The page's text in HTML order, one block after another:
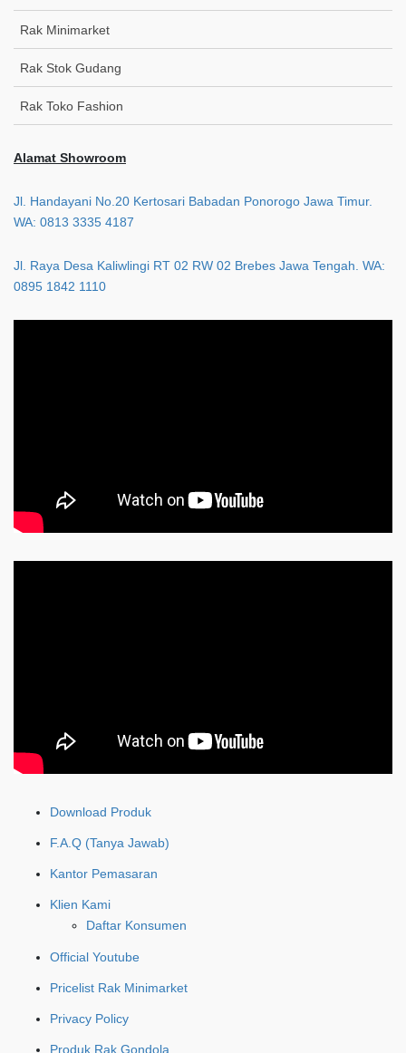
Rak Minimarket
Rak Stok Gudang
Rak Toko Fashion
Alamat Showroom
Jl. Handayani No.20 Kertosari Babadan Ponorogo Jawa Timur.
WA: 0813 3335 4187
Jl. Raya Desa Kaliwlingi RT 02 RW 02 Brebes Jawa Tengah. WA:
0895 1842 1110
Download Produk
F.A.Q (Tanya Jawab)
Kantor Pemasaran
Klien Kami
Daftar Konsumen
Official Youtube
Pricelist Rak Minimarket
Privacy Policy
Produk Rak Gondola